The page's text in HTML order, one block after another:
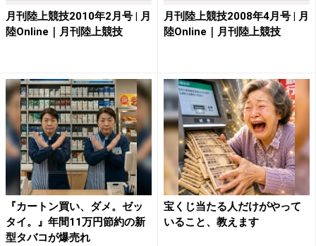
月刊陸上競技2010年2月号 | 月
陸Online｜月刊陸上競技
月刊陸上競技2008年4月号 | 月
陸Online｜月刊陸上競技
『カートン買い、ダメ。ゼッ
タイ。』年間11万円節約の新
型タバコが爆売れ
宝くじ当たる人だけがやって
いること、教えます